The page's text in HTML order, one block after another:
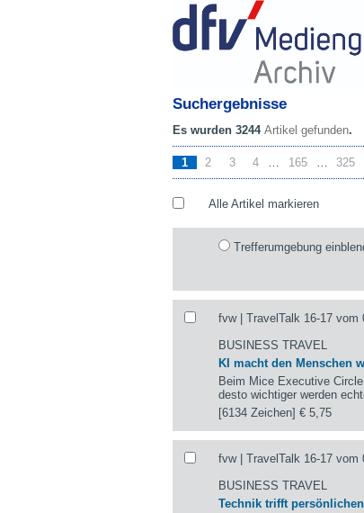
Suchergebnisse
Es wurden 3244 Artikel gefunden.
1 2 3 4 … 165 … 325
Alle Artikel markieren
Trefferumgebung
fvw | TravelTalk 16-17 vom
BUSINESS TRAVEL
KI macht den Menschen
Beim Mice Executive
desto wichtiger werden
[6134 Zeichen]€ 5,75
fvw | TravelTalk 16-17 vom
BUSINESS TRAVEL
Technik trifft